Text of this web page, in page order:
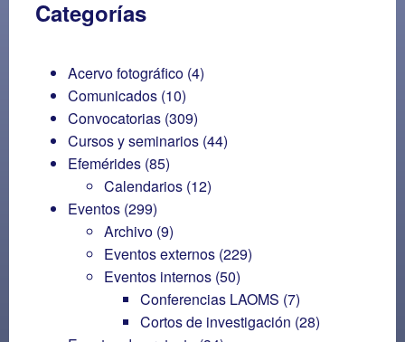
Categorías
Acervo fotográfico (4)
Comunicados (10)
Convocatorias (309)
Cursos y seminarios (44)
Efemérides (85)
Calendarios (12)
Eventos (299)
Archivo (9)
Eventos externos (229)
Eventos internos (50)
Conferencias LAOMS (7)
Cortos de investigación (28)